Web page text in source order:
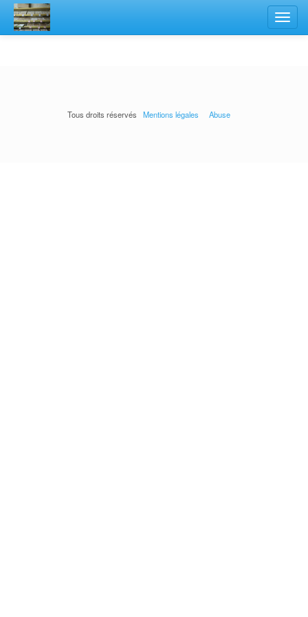
Tous droits réservés Mentions légales Abuse